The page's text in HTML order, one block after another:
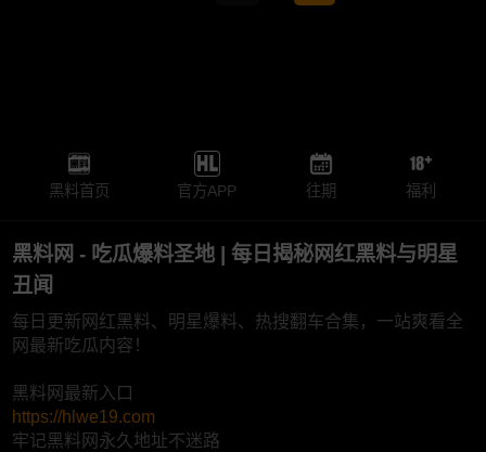
黑料首页 官方APP 往期 福利
黑料网 - 吃瓜爆料圣地 | 每日揭秘网红黑料与明星
丑闻
每日更新网红黑料、明星爆料、热搜翻车合集，一站爽看全
网最新吃瓜内容！
黑料网最新入口
https://hlwe19.com
牢记黑料网永久地址不迷路